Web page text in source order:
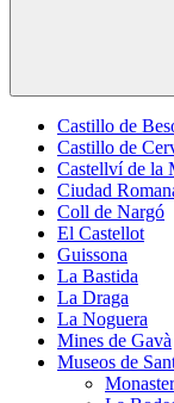
Castillo de
Castillo de
Castellví de la
Ciudad
Coll de Nargó
El Castellot
Guissona
La Bastida
La Draga
La Noguera
Mines de Gavà
Museos de